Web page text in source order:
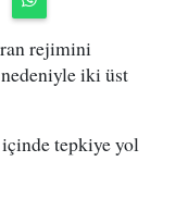
rejimini
iki üst
tepkiye yol